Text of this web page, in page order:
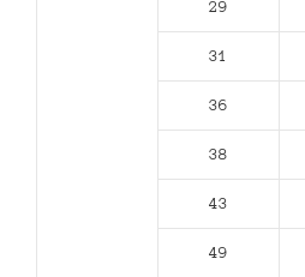
29
31
36
38
43
49